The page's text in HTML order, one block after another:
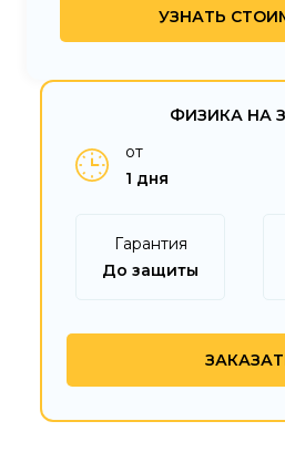
ФИЗИКА НА
от
1 дня
Гарантия
До защиты